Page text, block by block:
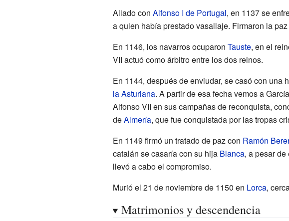
Aliado con Alfonso I de Portugal, en 1137 se
a quien había prestado vasallaje. Firmaron la
En 1146, los navarros ocuparon Tauste, en el
VII actuó como árbitro entre los dos reinos.
En 1144, después de enviudar, se casó con una
la Asturiana. A partir de esa fecha vemos a
Alfonso VII en sus campañas de reconquista,
deAlmería, que fue conquistada por las tropas
En 1149 firmó un tratado de paz con Ramón
catalán se casaría con su hija Blanca, a pesar de
llevó a cabo el compromiso.
Murió el 21 de noviembre de 1150 en Lorca,
Matrimonios y descendencia